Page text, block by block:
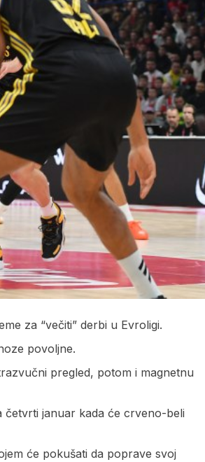
za “večiti” derbi u Evroligi.
povoljne.
pregled, potom i magnetnu
četvrti januar kada će crveno-beli
će pokušati da poprave svoj